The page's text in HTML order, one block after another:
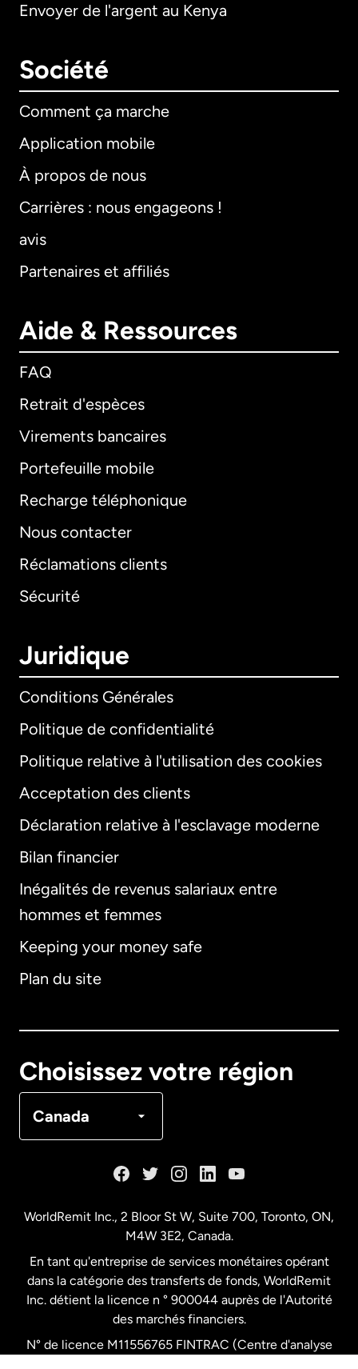
Envoyer de l'argent au Kenya
Société
Comment ça marche
Application mobile
À propos de nous
Carrières : nous engageons !
avis
Partenaires et affiliés
Aide & Ressources
FAQ
Retrait d'espèces
Virements bancaires
Portefeuille mobile
Recharge téléphonique
Nous contacter
Réclamations clients
Sécurité
Juridique
Conditions Générales
Politique de confidentialité
Politique relative à l'utilisation des cookies
Acceptation des clients
Déclaration relative à l'esclavage moderne
Bilan financier
Inégalités de revenus salariaux entre
hommes et femmes
Keeping your money safe
Plan du site
Choisissez votre région
Canada
International
Allemagne
Français
États-Unis Español
France
WorldRemit Inc., 2 Bloor St W, Suite 700, Toronto, ON,
M4W 3E2, Canada.
En tant qu'entreprise de services monétaires opérant
dans la catégorie des transferts de fonds, WorldRemit
Inc. détient la licence n ° 900044 auprès de l'Autorité
des marchés financiers.
N° de licence M11556765 FINTRAC (Centre d'analyse